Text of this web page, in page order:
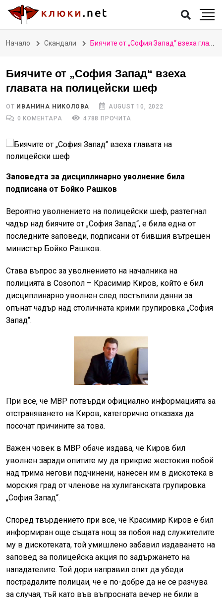
Начало Скандали Биячите от „София Запад“ взеха главата на полицейски шеф
Биячите от „София Запад“ взеха
главата на полицейски шеф
ОТ ИВАНИНА НИКОЛОВА
AUGUST 10, 2022
0 КОМЕНТАРА
4788 ПРОЧИТА
Заповедта за дисциплинарно уволнение била
подписана от Бойко Рашков
Вероятно уволнението на полицейски шеф, разтегнал
чадър над биячите от „София Запад“, е била една от
последните заповеди, подписани от бившия вътрешен
министър Бойко Рашков.
Става въпрос за уволнението на началника на
полицията в Созопол – Красимир Киров, който е бил
дисциплинарно уволнен след постъпили данни за
опънат чадър над столичната крими групировка „София
Запад“.
При все, че МВР потвърди официално информацията за
отстраняването на Киров, категорично отказаха да
посочат причините за това.
Важен човек в МВР обаче издава, че Киров бил
уволнен заради опитите му да прикрие жестокия побой
над трима негови подчинени, нанесен им в дискотека в
морския град от членове на хулиганската групировка
„София Запад“.
Според твърдението при все, че Красимир Киров е бил
информиран още същата нощ за побоя над служителите
му в дискотеката, той умишлено забавил издаването на
заповед за полицейска акция по задържането на
нападателите. Той дори направил опит да убеди
пострадалите полицаи, че е по-добре да не се разчува
за случая, тъй като във въпросната вечер не били в